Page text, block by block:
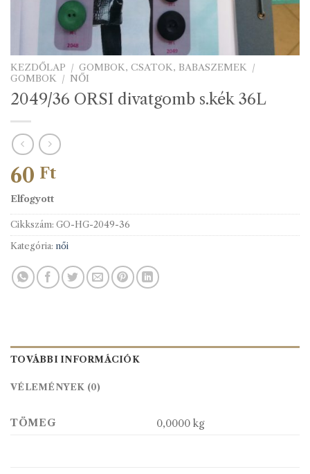
KEZDŐLAP / GOMBOK, CSATOK, BABASZEMEK /
GOMBOK / NŐI
2049/36 ORSI divatgomb s.kék 36L
60 Ft
Elfogyott
Cikkszám: GO-HG-2049-36
Kategória: női
TOVÁBBI INFORMÁCIÓK
VÉLEMÉNYEK (0)
TÖMEG 0,0000 kg